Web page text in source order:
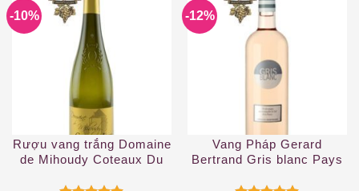
-10%
Rượu vang trắng Domaine
de Mihoudy Coteaux Du
-12%
Vang Pháp Gerard
Bertrand Gris blanc Pays